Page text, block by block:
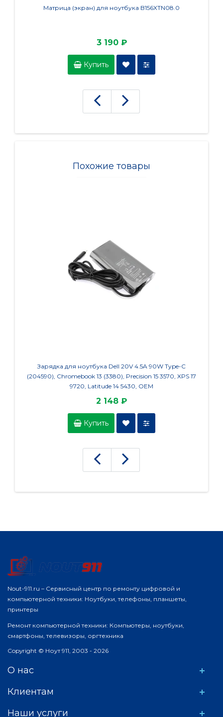
Матрица (экран) для ноутбука B156XTN08.0
3 190 ₽
Купить
Похожие товары
Зарядка для ноутбука Dell 20V 4.5A 90W Type-C
(204590), Chromebook 13 (3380), Precision 15 3570, XPS 17
9720, Latitude 14 5430, OEM
2 148 ₽
Купить
Nout-911.ru – Сервисный центр по ремонту цифровой и
компьютерной техники: Ноутбуки, телефоны, планшеты,
принтеры
Ремонт компьютерной техники: Компьютеры, ноутбуки,
смартфоны, телевизоры, оргтехника
Copyright © Ноут 911, 2003 - 2026
О нас
Клиентам
Наши услуги